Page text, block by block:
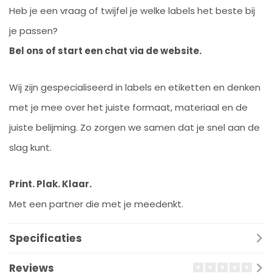
Heb je een vraag of twijfel je welke labels het beste bij
je passen?
Bel ons of start een chat via de website.
Wij zijn gespecialiseerd in labels en etiketten en denken
met je mee over het juiste formaat, materiaal en de
juiste belijming. Zo zorgen we samen dat je snel aan de
slag kunt.
Print. Plak. Klaar.
Met een partner die met je meedenkt.
Specificaties
Reviews